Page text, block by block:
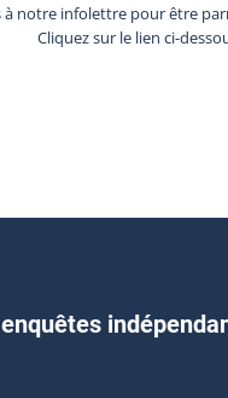
notre infolettre pour être
Cliquez sur le lien ci-